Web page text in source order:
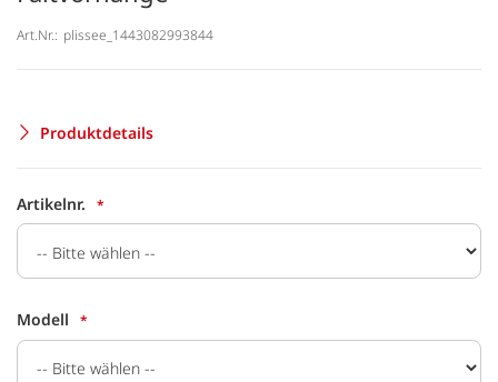
Art.Nr.: plissee_1443082993844
Produktdetails
Artikelnr.
Modell